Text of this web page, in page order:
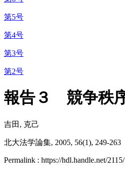
第5号
第4号
第3号
第2号
報告３ 競争秩
吉田, 克己
北大法学論集, 2005, 56(1), 249-263
Permalink : https://hdl.handle.net/